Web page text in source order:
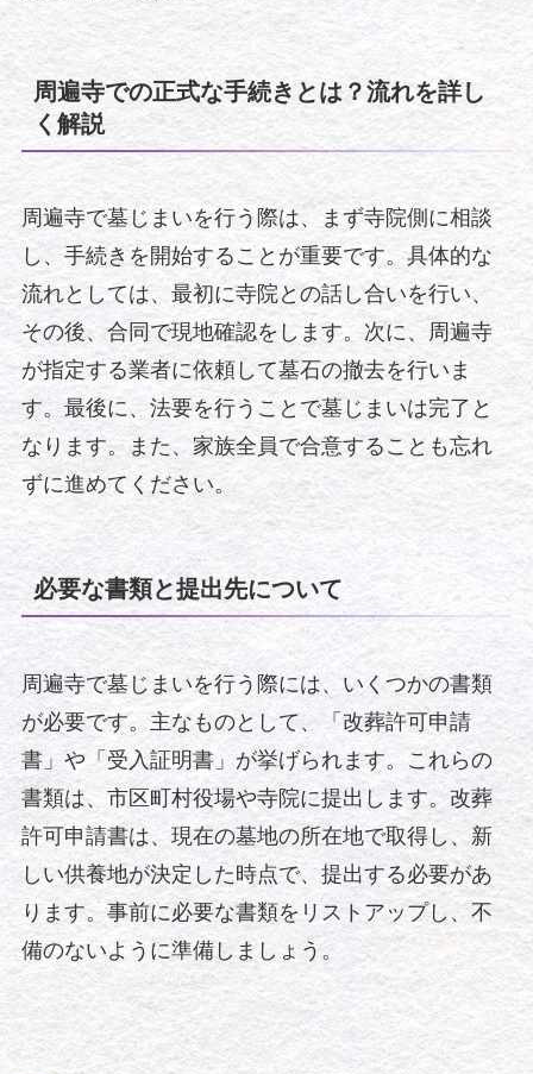
周遍寺での正式な手続きとは？流れを詳し
く解説
周遍寺で墓じまいを行う際は、まず寺院側に相談
し、手続きを開始することが重要です。具体的な
流れとしては、最初に寺院との話し合いを行い、
その後、合同で現地確認をします。次に、周遍寺
が指定する業者に依頼して墓石の撤去を行いま
す。最後に、法要を行うことで墓じまいは完了と
なります。また、家族全員で合意することも忘れ
ずに進めてください。
必要な書類と提出先について
周遍寺で墓じまいを行う際には、いくつかの書類
が必要です。主なものとして、「改葬許可申請
書」や「受入証明書」が挙げられます。これらの
書類は、市区町村役場や寺院に提出します。改葬
許可申請書は、現在の墓地の所在地で取得し、新
しい供養地が決定した時点で、提出する必要があ
ります。事前に必要な書類をリストアップし、不
備のないように準備しましょう。